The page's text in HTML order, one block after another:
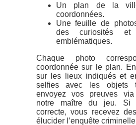
Un plan de la
coordonnées.
Une feuille de
des curiosités
emblématiques.
Chaque photo
coordonnée sur le plan.
sur les lieux indiqués et
selfies avec les objets
envoyez vos preuves
notre maître du jeu. Si
correcte, vous recevez
élucider l’enquête